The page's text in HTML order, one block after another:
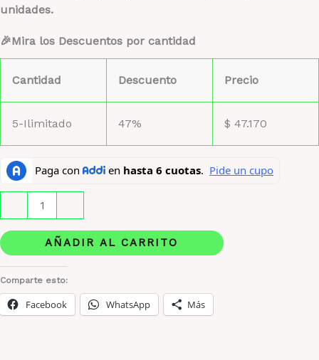
unidades.
🎉Mira los Descuentos por cantidad
Cantidad Descuento Precio
5-Ilimitado 47% $ 47.170
Hilton
Heiress
Fragancia
femenina
dulce
AÑADIR AL CARRITO
Comparte esto:
Facebook WhatsApp Más